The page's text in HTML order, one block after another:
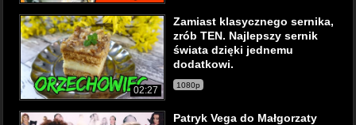
02:27
Zamiast klasycznego sernika,
zrób TEN. Najlepszy sernik
świata dzięki jednemu
dodatkowi.
1080p
Patryk Vega do Małgorzaty